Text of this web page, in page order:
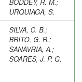
URQUIAGA, S.
SILVA, C. B.;
BRITO, G. R.;
SANAVRIA, A.;
SOARES, J. P. G.